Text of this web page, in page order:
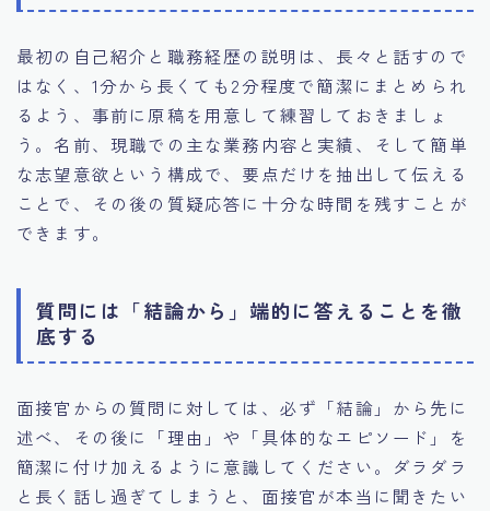
最初の自己紹介と職務経歴の説明は、長々と話すので
はなく、1分から長くても2分程度で簡潔にまとめられ
るよう、事前に原稿を用意して練習しておきましょ
う。名前、現職での主な業務内容と実績、そして簡単
な志望意欲という構成で、要点だけを抽出して伝える
ことで、その後の質疑応答に十分な時間を残すことが
できます。
質問には「結論から」端的に答えることを徹
底する
面接官からの質問に対しては、必ず「結論」から先に
述べ、その後に「理由」や「具体的なエピソード」を
簡潔に付け加えるように意識してください。ダラダラ
と長く話し過ぎてしまうと、面接官が本当に聞きたい